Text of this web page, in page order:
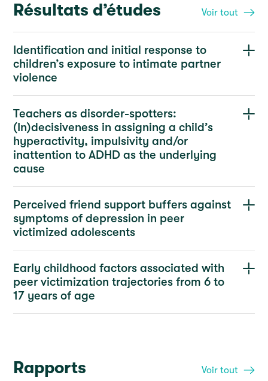
Résultats d’études Voir tout
Identification and initial response to
children’s exposure to intimate partner
violence
Teachers as disorder-spotters:
(In)decisiveness in assigning a child’s
hyperactivity, impulsivity and/or
inattention to ADHD as the underlying
cause
Perceived friend support buffers against
symptoms of depression in peer
victimized adolescents
Early childhood factors associated with
peer victimization trajectories from 6 to
17 years of age
Rapports Voir tout